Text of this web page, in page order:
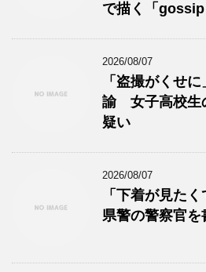
で描く「
2026/08/07
「盗撮がくせ
諭 女子高校生
疑い
2026/08/07
「下着が見た
県警の警察官を